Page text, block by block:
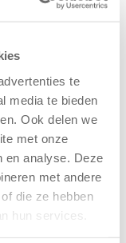
te
media te bieden
Ook delen we
met onze
en analyse. Deze
met andere
die ze hebben
hun services.